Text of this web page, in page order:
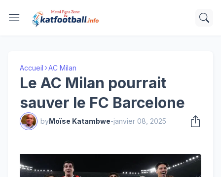
Accueil AC Milan
Le AC Milan pourrait
sauver le FC Barcelone
byMoïse Katambwe-janvier 08, 2025